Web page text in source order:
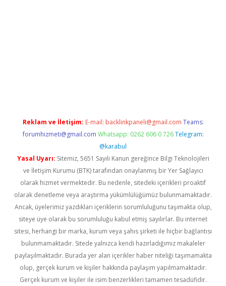
Reklam ve İletişim: E-mail: backlinkpaneli@gmail.com Teams:
forumhizmeti@gmail.com Whatsapp: 0262 606 0 726 Telegram:
@karabul
Yasal Uyarı: Sitemiz, 5651 Sayılı Kanun gereğince Bilgi Teknolojileri
ve İletişim Kurumu (BTK) tarafından onaylanmış bir Yer Sağlayıcı
olarak hizmet vermektedir. Bu nedenle, sitedeki içerikleri proaktif
olarak denetleme veya araştırma yükümlülüğümüz bulunmamaktadır.
Ancak, üyelerimiz yazdıkları içeriklerin sorumluluğunu taşımakta olup,
siteye üye olarak bu sorumluluğu kabul etmiş sayılırlar. Bu internet
sitesi, herhangi bir marka, kurum veya şahıs şirketi ile hiçbir bağlantısı
bulunmamaktadır. Sitede yalnızca kendi hazırladığımız makaleler
paylaşılmaktadır. Burada yer alan içerikler haber niteliği taşımamakta
olup, gerçek kurum ve kişiler hakkında paylaşım yapılmamaktadır.
Gerçek kurum ve kişiler ile isim benzerlikleri tamamen tesadüfidir.